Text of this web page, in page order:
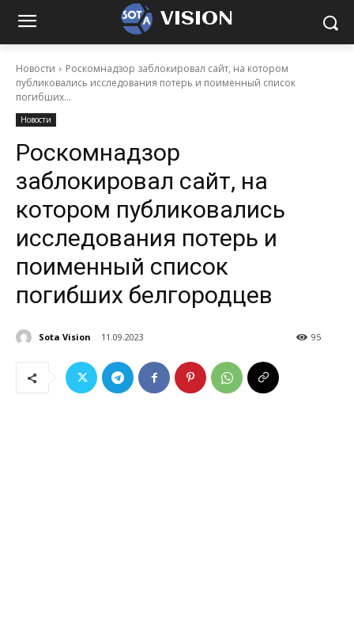
VISION
Новости
Роскомнадзор заблокировал сайт, на котором
публиковались исследования потерь и поименный список
погибших...
Новости
Роскомнадзор
заблокировал сайт, на
котором публиковались
исследования потерь и
поименный список
погибших белгородцев
Sota Vision 11.09.2023 95